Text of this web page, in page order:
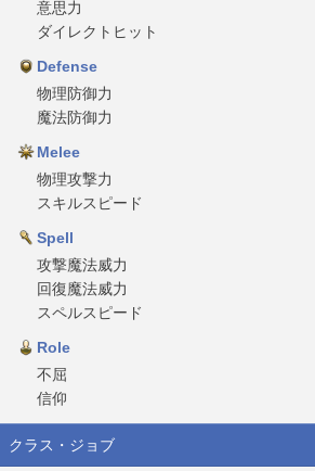
意思力
ダイレクトヒット
Defense
物理防御力
魔法防御力
Melee
物理攻撃力
スキルスピード
Spell
攻撃魔法威力
回復魔法威力
スペルスピード
Role
不屈
信仰
クラス・ジョブ